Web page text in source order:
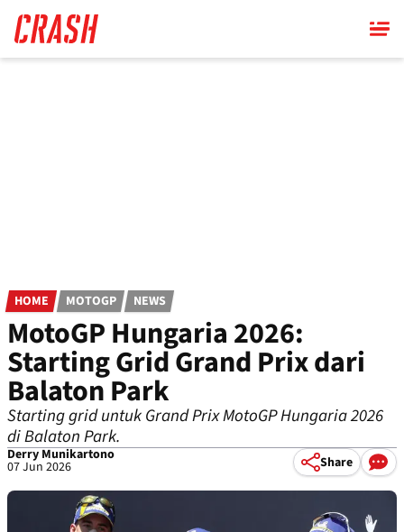
main
content
HOME MOTOGP NEWS
MotoGP Hungaria 2026:
Starting Grid Grand Prix dari
Balaton Park
Starting grid untuk Grand Prix MotoGP Hungaria 2026
di Balaton Park.
Derry Munikartono
07 Jun 2026 Share